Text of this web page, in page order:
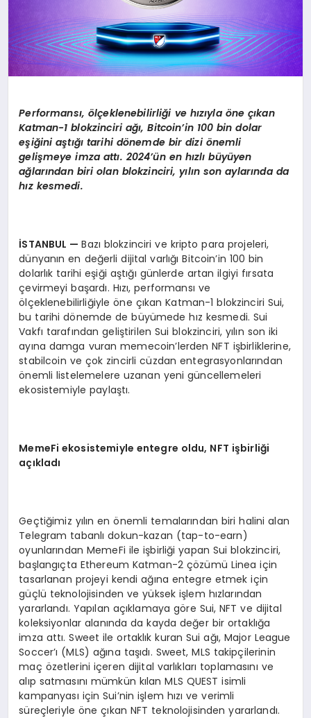
Performansı, ölçeklenebilirliği ve hızıyla öne çıkan
Katman-1 blokzinciri ağı, Bitcoin’in 100 bin dolar
eşiğini aştığı tarihi dönemde bir dizi önemli
gelişmeye imza attı. 2024’ün en hızlı büyüyen
ağlarından biri olan blokzinciri, yılın son aylarında da
hız kesmedi.
İSTANBUL —Bazı blokzinciri ve kripto para projeleri,
dünyanın en değerli dijital varlığı Bitcoin’in 100 bin
dolarlık tarihi eşiği aştığı günlerde artan ilgiyi fırsata
çevirmeyi başardı. Hızı, performansı ve
ölçeklenebilirliğiyle öne çıkan Katman-1 blokzinciri Sui,
bu tarihi dönemde de büyümede hız kesmedi. Sui
Vakfı tarafından geliştirilen Sui blokzinciri, yılın son iki
ayına damga vuran memecoin’lerden NFT işbirliklerine,
stabilcoin ve çok zincirli cüzdan entegrasyonlarından
önemli listelemelere uzanan yeni güncellemeleri
ekosistemiyle paylaştı.
MemeFi ekosistemiyle entegre oldu, NFT işbirliği
açıkladı
Geçtiğimiz yılın en önemli temalarından biri halini alan
Telegram tabanlı dokun-kazan (tap-to-earn)
oyunlarından MemeFi ile işbirliği yapan Sui blokzinciri,
başlangıçta Ethereum Katman-2 çözümü Linea için
tasarlanan projeyi kendi ağına entegre etmek için
güçlü teknolojisinden ve yüksek işlem hızlarından
yararlandı. Yapılan açıklamaya göre Sui, NFT ve dijital
koleksiyonlar alanında da kayda değer bir ortaklığa
imza attı. Sweet ile ortaklık kuran Sui ağı, Major League
Soccer’ı (MLS) ağına taşıdı. Sweet, MLS takipçilerinin
maç özetlerini içeren dijital varlıkları toplamasını ve
alıp satmasını mümkün kılan MLS QUEST isimli
kampanyası için Sui’nin işlem hızı ve verimli
süreçleriyle öne çıkan NFT teknolojisinden yararlandı.